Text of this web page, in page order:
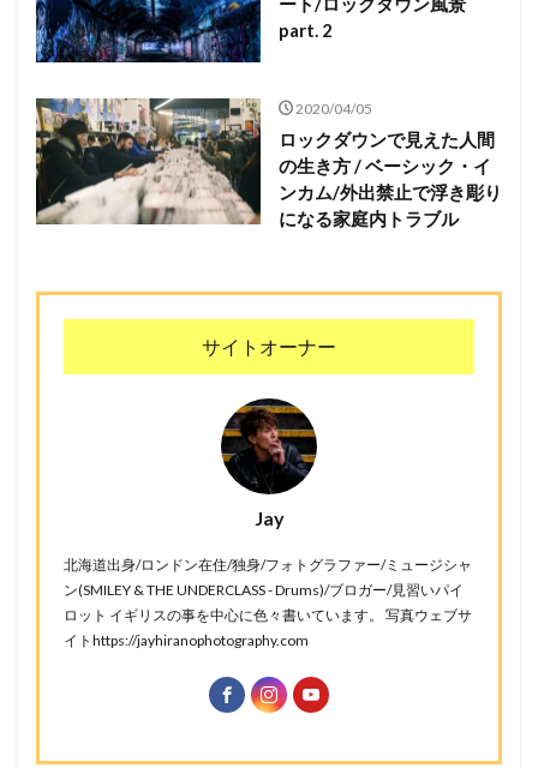
part. 2
2020/04/05
ロックダウンで見えた人間
の生き方 / ベーシック・イ
ンカム/外出禁止で浮き彫り
になる家庭内トラブル
サイトオーナー
Jay
北海道出身/ロンドン在住/独身/フォトグラファー/ミュージシャ
ン(SMILEY & THE UNDERCLASS - Drums)/ブロガー/見習いパイ
ロット イギリスの事を中心に色々書いています。 写真ウェブサ
イトhttps://jayhiranophotography.com